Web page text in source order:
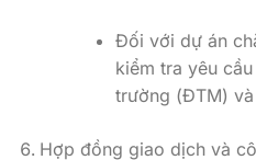
Đối với dự án
kiểm tra yêu
trường (ĐTM)
Hợp đồng giao dịch và